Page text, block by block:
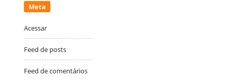
Meta
Acessar
Feed de posts
Feed de comentários